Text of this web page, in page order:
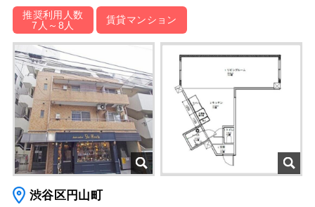
推奨利用人数
7人～8人
賃貸マンション
渋谷区円山町